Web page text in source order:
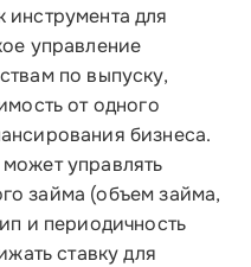
для
управление
по выпуску,
от одного
бизнеса.
управлять
займа (объем займа,
и периодичность
ставку для